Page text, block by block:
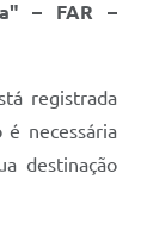
– FAR –
registrada
é necessária
destinação